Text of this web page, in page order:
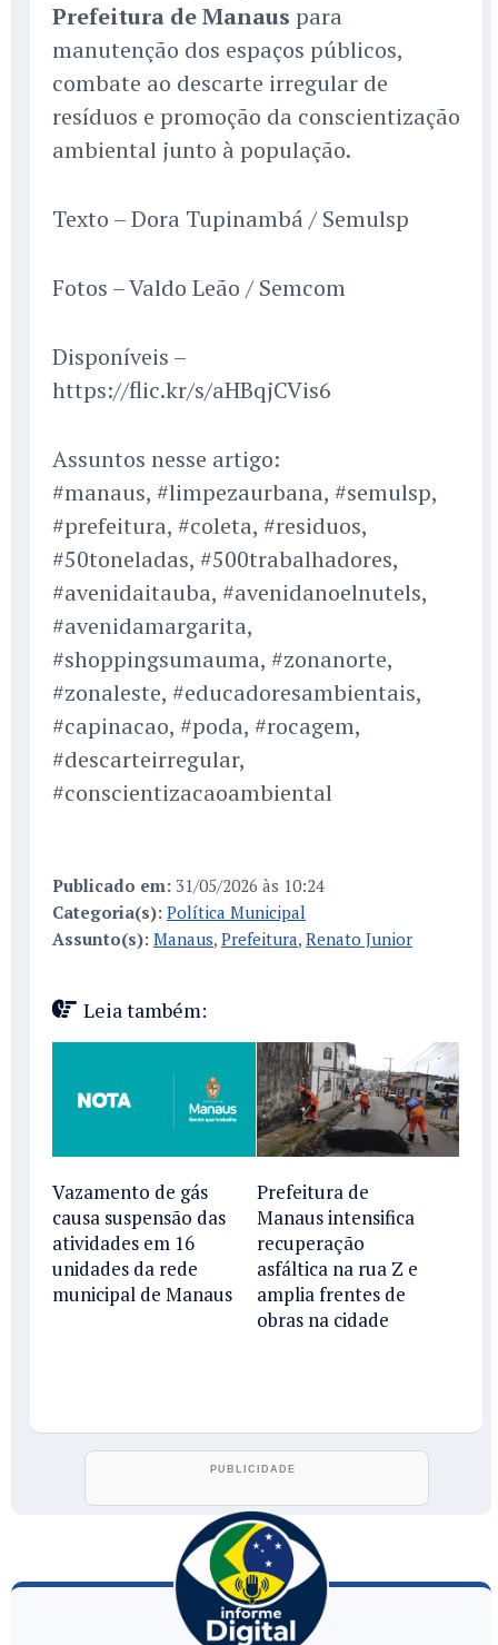
Prefeitura de Manaus para
manutenção dos espaços públicos,
combate ao descarte irregular de
resíduos e promoção da conscientização
ambiental junto à população.
Texto – Dora Tupinambá / Semulsp
Fotos – Valdo Leão / Semcom
Disponíveis –
https://flic.kr/s/aHBqjCVis6
Assuntos nesse artigo:
#manaus, #limpezaurbana, #semulsp,
#prefeitura, #coleta, #residuos,
#50toneladas, #500trabalhadores,
#avenidaitauba, #avenidanoelnutels,
#avenidamargarita,
#shoppingsumauma, #zonanorte,
#zonaleste, #educadoresambientais,
#capinacao, #poda, #rocagem,
#descarteirregular,
#conscientizacaoambiental
Publicado em: 31/05/2026 às 10:24
Categoria(s): Política Municipal
Assunto(s): Manaus, Prefeitura, Renato Junior
Leia também:
Vazamento de gás
causa suspensão das
atividades em 16
unidades da rede
municipal de Manaus
Prefeitura de
Manaus intensifica
recuperação
asfáltica na rua Z e
amplia frentes de
obras na cidade